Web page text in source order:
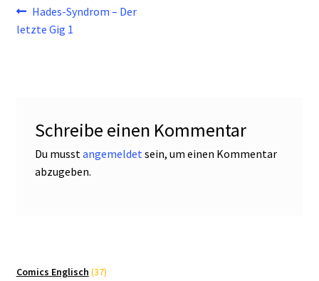
Beitragsnavigation
Vorheriger
Beitrag:
Hades-Syndrom – Der
letzte Gig 1
Schreibe einen Kommentar
Du musstangemeldetsein, um einen Kommentar
abzugeben.
Comics Englisch 3737